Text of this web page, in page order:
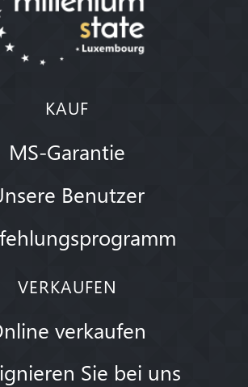
KAUF
MS-Garantie
Benutzer
VERKAUFEN
verkaufen
Sie bei uns